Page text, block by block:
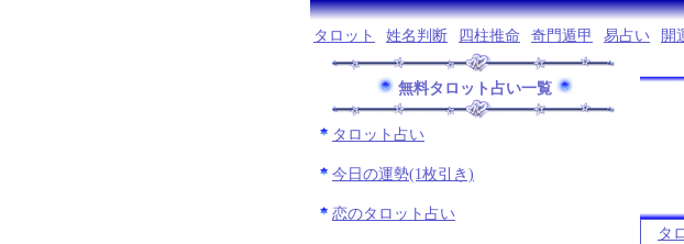
タロット
姓名判断 四柱推命 奇門遁甲 易占い 開
無料タロット占い一覧
タロット占い
今日の運勢(1枚引き)
恋のタロット占い
タ